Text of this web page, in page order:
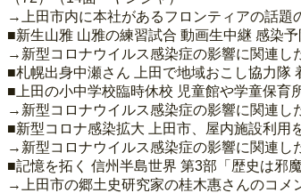
→上田市内に本社があるフロンティアの話題
■新生山雅 山雅の練習試合 動画生中継 感染
→新型コロナウイルス感染症の影響に関連し
■札幌出身中瀬さん 上田で地域おこし協力隊
■上田の小中学校臨時休校 児童館や学童保育
→新型コロナウイルス感染症の影響に関連し
■新型コロナ感染拡大 上田市、屋内施設利用
→新型コロナウイルス感染症の影響に関連し
■記憶を拓く 信州半島世界 第3部「歴史は邪
→上田市の郷土史研究家の桂木惠さんのコメ